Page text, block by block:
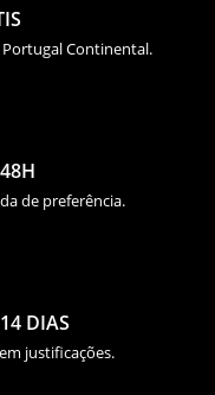
Continental.
de preferência.
DIAS
justificações.